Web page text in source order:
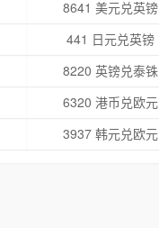
8641 美元兑英镑
441 日元兑英镑
8220 英镑兑泰铢
6320 港币兑欧元
3937 韩元兑欧元